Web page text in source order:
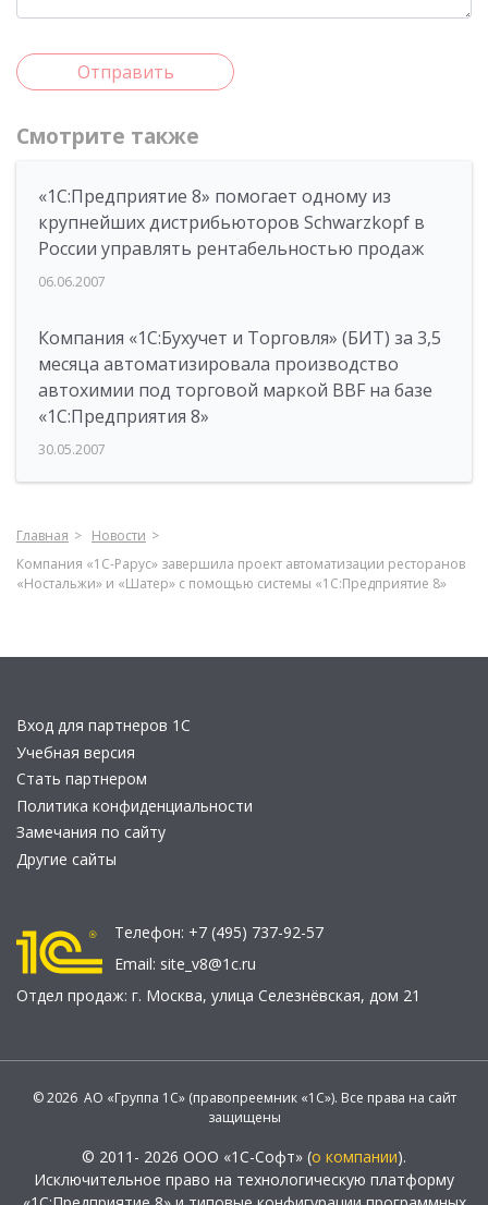
Отправить
Смотрите также
«1С:Предприятие 8» помогает одному из
крупнейших дистрибьюторов Schwarzkopf в
России управлять рентабельностью продаж
06.06.2007
Компания «1С:Бухучет и Торговля» (БИТ) за 3,5
месяца автоматизировала производство
автохимии под торговой маркой BBF на базе
«1С:Предприятия 8»
30.05.2007
Главная
Новости
Компания «1С-Рарус» завершила проект автоматизации ресторанов
«Ностальжи» и «Шатер» с помощью системы «1С:Предприятие 8»
Вход для партнеров 1С
Учебная версия
Стать партнером
Политика конфиденциальности
Замечания по сайту
Другие сайты
Телефон: +7 (495) 737-92-57
Email: site_v8@1c.ru
Отдел продаж: г. Москва, улица Селезнёвская, дом 21
© 2026 АО «Группа 1С» (правопреемник «1С»). Все права на сайт
защищены
© 2011- 2026 ООО «1С-Софт» (о компании).
Исключительное право на технологическую платформу